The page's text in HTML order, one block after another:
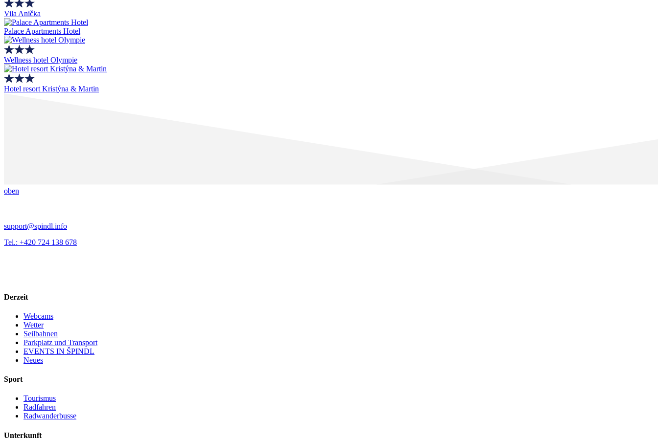
Vila Anička
Palace Apartments Hotel
Wellness hotel Olympie
Hotel resort Kristýna & Martin
oben
support@spindl.info
Tel.: +420 724 138 678
Derzeit
Webcams
Wetter
Seilbahnen
Parkplatz und Transport
EVENTS IN ŠPINDL
Neues
Sport
Tourismus
Radfahren
Radwanderbusse
Unterkunft